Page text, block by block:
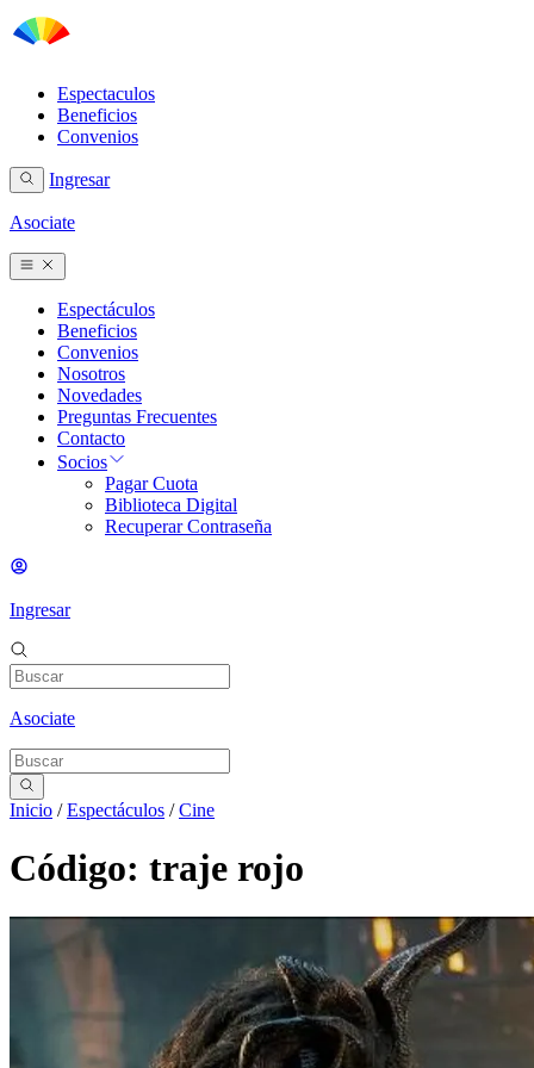
Espectaculos
Beneficios
Convenios
Ingresar
Asociate
Espectáculos
Beneficios
Convenios
Nosotros
Novedades
Preguntas Frecuentes
Contacto
Socios
Pagar Cuota
Biblioteca Digital
Recuperar Contraseña
Ingresar
Asociate
Inicio /Espectáculos /Cine
Código: traje rojo